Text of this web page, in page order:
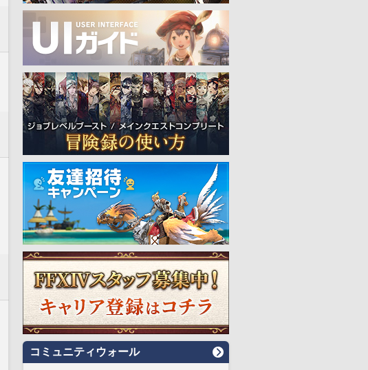
コミュニティウォール